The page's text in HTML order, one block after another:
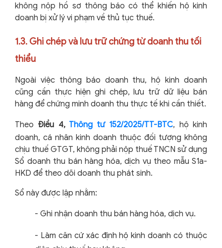
không nộp hồ sơ thông báo có thể khiến hộ kinh
doanh bị xử lý vi phạm về thủ tục thuế.
1.3. Ghi chép và lưu trữ chứng từ doanh thu tối
thiểu
Ngoài việc thông báo doanh thu, hộ kinh doanh
cũng cần thực hiện ghi chép, lưu trữ dữ liệu bán
hàng để chứng minh doanh thu thực tế khi cần thiết.
Theo Điều 4, Thông tư 152/2025/TT-BTC, hộ kinh
doanh, cá nhân kinh doanh thuộc đối tượng không
chịu thuế GTGT, không phải nộp thuế TNCN sử dụng
Sổ doanh thu bán hàng hóa, dịch vụ theo mẫu S1a-
HKD để theo dõi doanh thu phát sinh.
Sổ này được lập nhằm:
- Ghi nhận doanh thu bán hàng hóa, dịch vụ.
- Làm căn cứ xác định hộ kinh doanh có thuộc